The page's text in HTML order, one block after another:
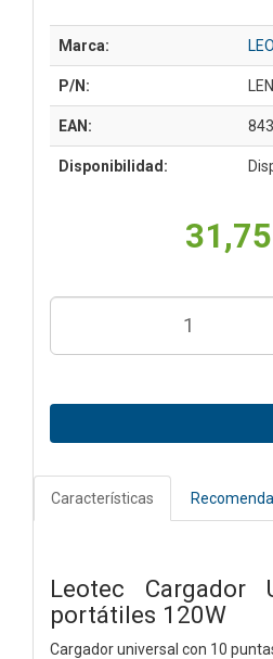
Marca:
P/N:
EAN:
Disponibilidad:
Características
Leotec Cargador
portátiles 120W
Cargador universal con 10